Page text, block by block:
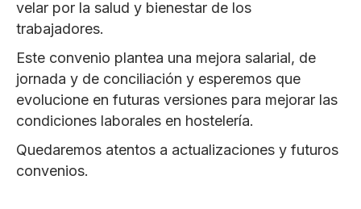
velar por la salud y bienestar de los
trabajadores.
Este convenio plantea una mejora salarial, de
jornada y de conciliación y esperemos que
evolucione en futuras versiones para mejorar las
condiciones laborales en hostelería.
Quedaremos atentos a actualizaciones y futuros
convenios.